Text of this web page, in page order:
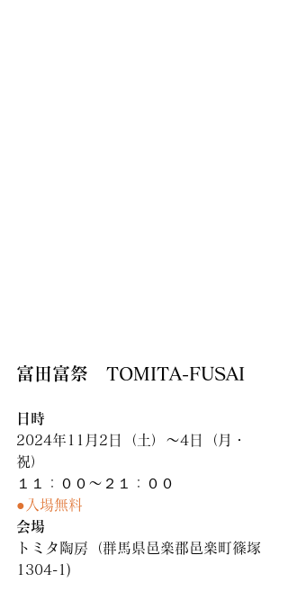
富田富祭　TOMITA-FUSAI
日時
2024年11月2日（土）〜4日（月・
祝）
１１：００〜２１：００
●入場無料
会場
トミタ陶房（群馬県邑楽郡邑楽町篠塚
1304-1)